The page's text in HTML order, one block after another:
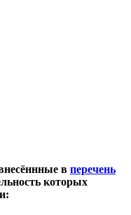
в перечень
которых